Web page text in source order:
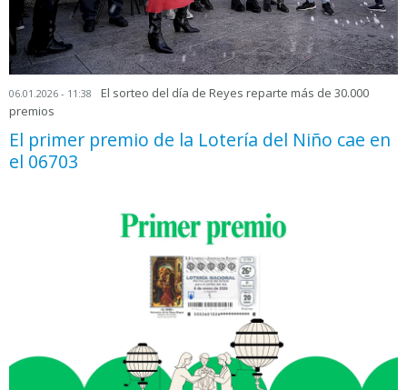
06.01.2026 - 11:38
El sorteo del día de Reyes reparte más de 30.000
premios
El primer premio de la Lotería del Niño cae en
el 06703